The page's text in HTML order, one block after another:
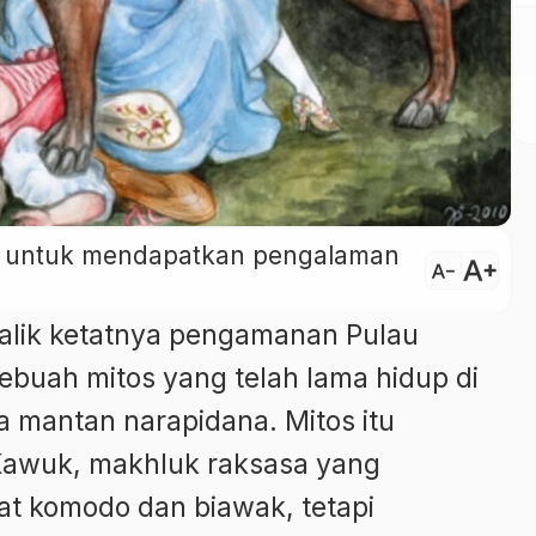
mendapatkan pengalaman
text_decrease text_increase
ketatnya pengamanan Pulau
mitos yang telah lama hidup di
mantan narapidana. Mitos itu
makhluk raksasa yang
komodo dan biawak, tetapi